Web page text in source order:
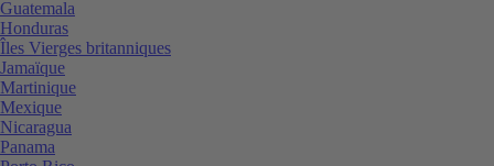
Guatemala
Honduras
Îles Vierges britanniques
Jamaïque
Martinique
Mexique
Nicaragua
Panama